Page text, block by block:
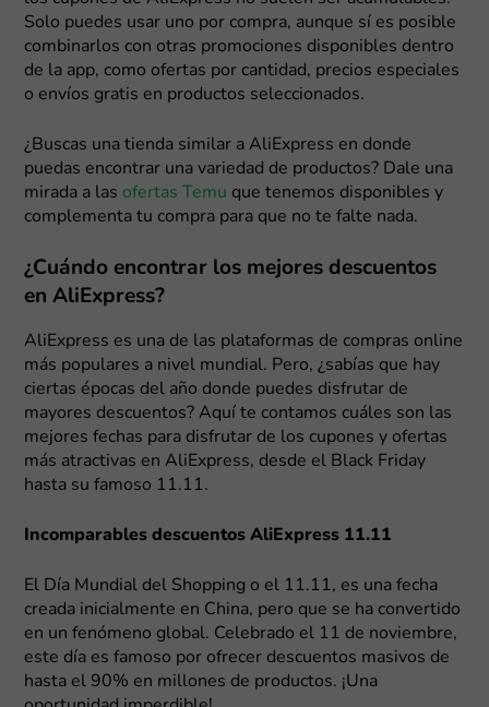
Solo puedes usar uno por compra, aunque sí es posible
combinarlos con otras promociones disponibles dentro
de la app, como ofertas por cantidad, precios especiales
o envíos gratis en productos seleccionados.
¿Buscas una tienda similar a AliExpress en donde
puedas encontrar una variedad de productos? Dale una
mirada a las ofertas Temu que tenemos disponibles y
complementa tu compra para que no te falte nada.
¿Cuándo encontrar los mejores descuentos
en AliExpress?
AliExpress es una de las plataformas de compras online
más populares a nivel mundial. Pero, ¿sabías que hay
ciertas épocas del año donde puedes disfrutar de
mayores descuentos? Aquí te contamos cuáles son las
mejores fechas para disfrutar de los cupones y ofertas
más atractivas en AliExpress, desde el Black Friday
hasta su famoso 11.11.
Incomparables descuentos AliExpress 11.11
El Día Mundial del Shopping o el 11.11, es una fecha
creada inicialmente en China, pero que se ha convertido
en un fenómeno global. Celebrado el 11 de noviembre,
este día es famoso por ofrecer descuentos masivos de
hasta el 90% en millones de productos. ¡Una